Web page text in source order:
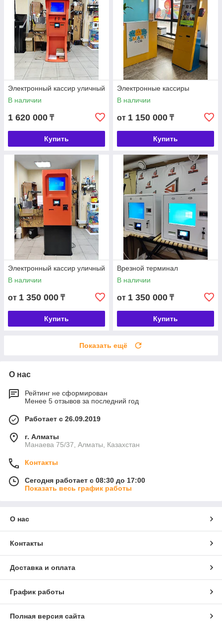
Электронный кассир уличный
В наличии
1 620 000 ₸
Купить
Электронные кассиры
В наличии
от 1 150 000 ₸
Купить
Электронный кассир уличный
В наличии
от 1 350 000 ₸
Купить
Врезной терминал
В наличии
от 1 350 000 ₸
Купить
Показать ещё
О нас
Рейтинг не сформирован
Менее 5 отзывов за последний год
Работает с 26.09.2019
г. Алматы
Манаева 75/37, Алматы, Казахстан
Контакты
Сегодня работает с 08:30 до 17:00
Показать весь график работы
О нас
Контакты
Доставка и оплата
График работы
Полная версия сайта